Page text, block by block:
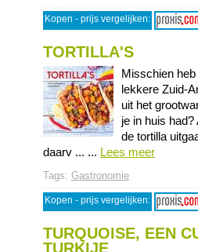
Kopen - prijs vergelijken:
TORTILLA'S
Misschien
lekkere Zuid-
uit het
je in huis
de tortilla
daarv ... ... Lees meer
Tags: Gastronomie
Kopen - prijs vergelijken:
TURQUOISE, EEN
TURKIJE